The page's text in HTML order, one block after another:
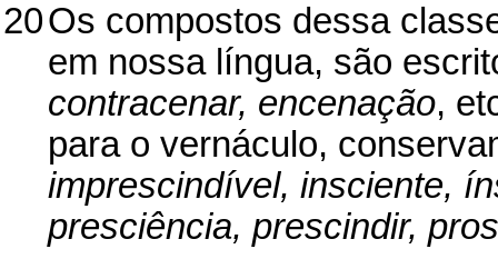
20Os compostos dessa
em nossa língua, são
contracenar, encenação,
para o vernáculo,
imprescindível, insciente,
presciência, prescindir,